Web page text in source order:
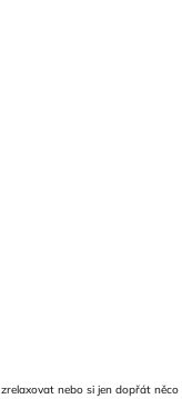
nebo si jen dopřát něco